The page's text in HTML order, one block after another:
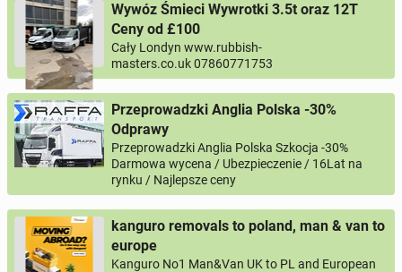
Wywóz Śmieci Wywrotki 3.5t oraz 12T
Ceny od £100
Cały Londyn www.rubbish-
masters.co.uk 07860771753
Przeprowadzki Anglia Polska -30%
Odprawy
Przeprowadzki Anglia Polska Szkocja -30%
Darmowa wycena / Ubezpieczenie / 16Lat na
rynku / Najlepsze ceny
kanguro removals to poland, man & van to
europe
Kanguro No1 Man&Van UK to PL and European